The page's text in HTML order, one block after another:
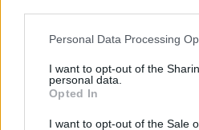
Please note that this website/app
not limited to your visit or usage
grant or deny consent to Google
use your data for below specified
consent section.
Personal Data Processing
I want to opt-out of the
personal data.
Opted In
I want to opt-out of the Sale
«Hot-dry-windy»: Το
προκαλεί συναγερμό